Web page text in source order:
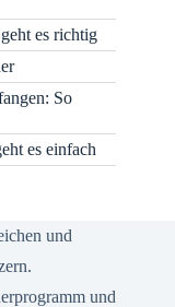
es richtig
So
es einfach
und
und